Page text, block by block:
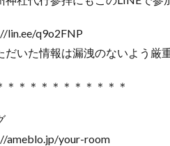
lin.ee/q9o2FNP
だいた情報は漏洩のないよう厳
＊＊＊＊＊＊＊＊＊＊＊
ameblo.jp/your-room